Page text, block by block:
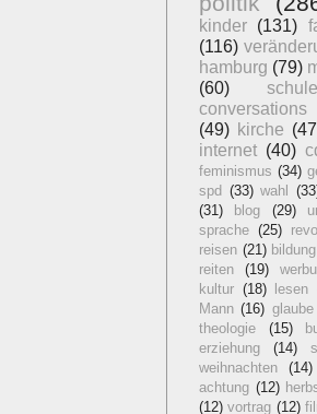
kinder (131)
(116)
hamburg (79)
(60)
schule
conversations
(49) kirche
internet (40)
feminismus (34)
spd (33) wahl
(31)
blog (29)
sprache (25)
reisen (21) bildung
reiten
(19)
kultur (18) lesen
Mann (16) glaube
theologie
(15)
erziehung
(14)
weihnachten
(14)
achtung (12)
(12) vortrag (12)